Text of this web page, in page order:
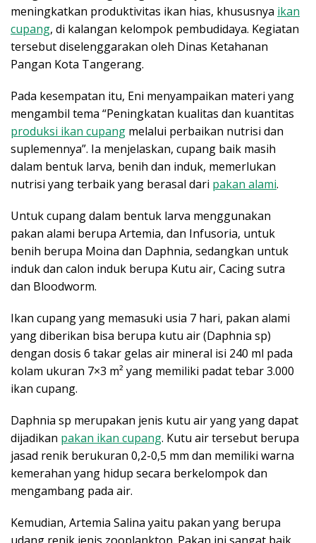
meningkatkan produktivitas ikan hias, khususnya ikan
cupang, di kalangan kelompok pembudidaya. Kegiatan
tersebut diselenggarakan oleh Dinas Ketahanan
Pangan Kota Tangerang.
Pada kesempatan itu, Eni menyampaikan materi yang
mengambil tema “Peningkatan kualitas dan kuantitas
produksi ikan cupang melalui perbaikan nutrisi dan
suplemennya”. Ia menjelaskan, cupang baik masih
dalam bentuk larva, benih dan induk, memerlukan
nutrisi yang terbaik yang berasal dari pakan alami.
Untuk cupang dalam bentuk larva menggunakan
pakan alami berupa Artemia, dan Infusoria, untuk
benih berupa Moina dan Daphnia, sedangkan untuk
induk dan calon induk berupa Kutu air, Cacing sutra
dan Bloodworm.
Ikan cupang yang memasuki usia 7 hari, pakan alami
yang diberikan bisa berupa kutu air (Daphnia sp)
dengan dosis 6 takar gelas air mineral isi 240 ml pada
kolam ukuran 7×3 m² yang memiliki padat tebar 3.000
ikan cupang.
Daphnia sp merupakan jenis kutu air yang yang dapat
dijadikan pakan ikan cupang. Kutu air tersebut berupa
jasad renik berukuran 0,2-0,5 mm dan memiliki warna
kemerahan yang hidup secara berkelompok dan
mengambang pada air.
Kemudian, Artemia Salina yaitu pakan yang berupa